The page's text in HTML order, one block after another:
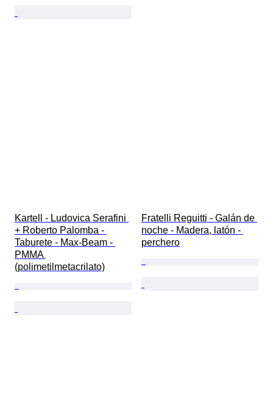
Kartell - Ludovica Serafini
+ Roberto Palomba -
Taburete - Max-Beam -
PMMA
(polimetilmetacrilato)
Fratelli Reguitti - Galán de
noche - Madera, latón -
perchero